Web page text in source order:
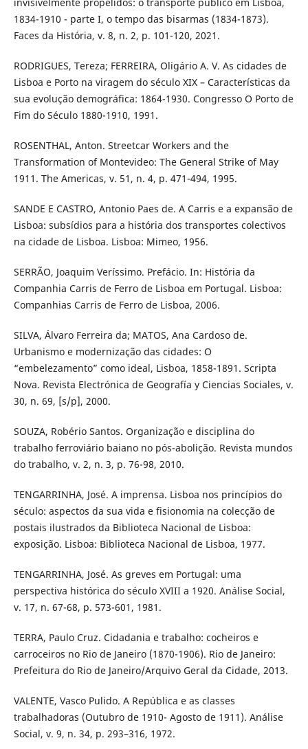
1834-1910 - parte I, o tempo das bisarmas (1834-1873).
Faces da História, v. 8, n. 2, p. 101-120, 2021.
RODRIGUES, Tereza; FERREIRA, Oligário A. V. As cidades de
Lisboa e Porto na viragem do século XIX – Características da
sua evolução demográfica: 1864-1930. Congresso O Porto de
Fim do Século 1880-1910, 1991.
ROSENTHAL, Anton. Streetcar Workers and the
Transformation of Montevideo: The General Strike of May
1911. The Americas, v. 51, n. 4, p. 471-494, 1995.
SANDE E CASTRO, Antonio Paes de. A Carris e a expansão de
Lisboa: subsídios para a história dos transportes colectivos
na cidade de Lisboa. Lisboa: Mimeo, 1956.
SERRÃO, Joaquim Veríssimo. Prefácio. In: História da
Companhia Carris de Ferro de Lisboa em Portugal. Lisboa:
Companhias Carris de Ferro de Lisboa, 2006.
SILVA, Álvaro Ferreira da; MATOS, Ana Cardoso de.
Urbanismo e modernização das cidades: O
“embelezamento” como ideal, Lisboa, 1858-1891. Scripta
Nova. Revista Electrónica de Geografía y Ciencias Sociales, v.
30, n. 69, [s/p], 2000.
SOUZA, Robério Santos. Organização e disciplina do
trabalho ferroviário baiano no pós-abolição. Revista mundos
do trabalho, v. 2, n. 3, p. 76-98, 2010.
TENGARRINHA, José. A imprensa. Lisboa nos princípios do
século: aspectos da sua vida e fisionomia na colecção de
postais ilustrados da Biblioteca Nacional de Lisboa:
exposição. Lisboa: Biblioteca Nacional de Lisboa, 1977.
TENGARRINHA, José. As greves em Portugal: uma
perspectiva histórica do século XVIII a 1920. Análise Social,
v. 17, n. 67-68, p. 573-601, 1981.
TERRA, Paulo Cruz. Cidadania e trabalho: cocheiros e
carroceiros no Rio de Janeiro (1870-1906). Rio de Janeiro:
Prefeitura do Rio de Janeiro/Arquivo Geral da Cidade, 2013.
VALENTE, Vasco Pulido. A República e as classes
trabalhadoras (Outubro de 1910- Agosto de 1911). Análise
Social, v. 9, n. 34, p. 293–316, 1972.